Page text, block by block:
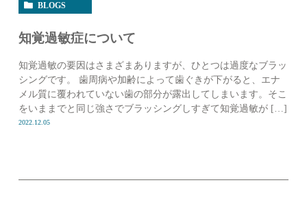
BLOGS
知覚過敏症について
知覚過敏の要因はさまざまありますが、ひとつは過度なブラッ
シングです。 歯周病や加齢によって歯ぐきが下がると、エナ
メル質に覆われていない歯の部分が露出してしまいます。そこ
をいままでと同じ強さでブラッシングしすぎて知覚過敏が […]
2022.12.05